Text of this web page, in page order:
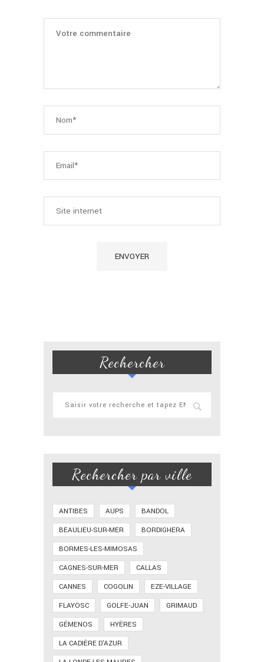
Rechercher
Rechercher par ville
ANTIBES AUPS
BANDOL
BEAULIEU-SUR-MER
BORDIGHERA
BORMES-LES-MIMOSAS
CAGNES-SUR-MER
CALLAS
CANNES
COGOLIN
EZE-VILLAGE
FLAYOSC
GOLFE-JUAN
GRIMAUD
GÉMENOS
HYÈRES
LA CADIÈRE D'AZUR